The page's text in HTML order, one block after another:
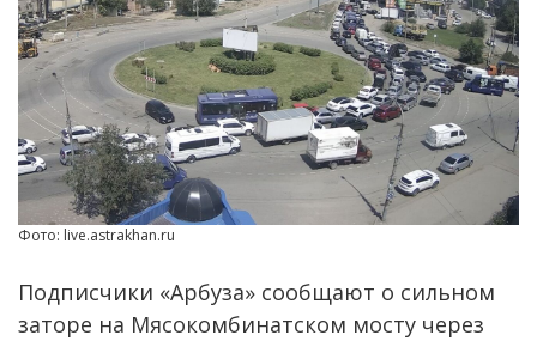
Фото: live.astrakhan.ru
Подписчики «Арбуза» сообщают о сильном
заторе на Мясокомбинатском мосту через